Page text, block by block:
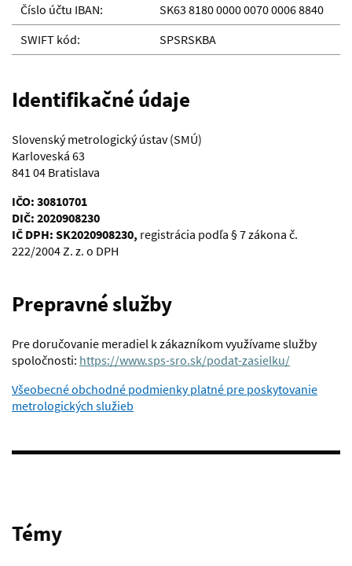
Číslo účtu IBAN:
SK63 8180 0000 0070 0006 8840
SWIFT kód:
SPSRSKBA
Identifikačné údaje
Slovenský metrologický ústav (SMÚ)
Karloveská 63
841 04 Bratislava
IČO: 30810701
DIČ: 2020908230
IČ DPH: SK2020908230, registrácia podľa § 7 zákona č.
222/2004 Z. z. o DPH
Prepravné služby
Pre doručovanie meradiel k zákazníkom využívame služby
spoločnosti: https://www.sps-sro.sk/podat-zasielku/
Všeobecné obchodné podmienky platné pre poskytovanie
metrologických služieb
Témy